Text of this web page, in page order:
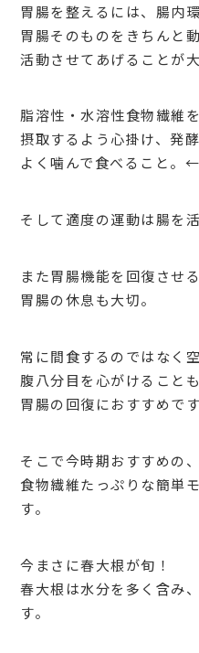
胃腸を整えるには、腸内
胃腸そのものをきちんと
活動させてあげることが大
脂溶性・水溶性食物繊維
摂取するよう心掛け、発酵
よく噛んで食べること。
そして適度の運動は腸を
また胃腸機能を回復させ
胃腸の休息も大切。
常に間食するのではなく
腹八分目を心がけることも
胃腸の回復におすすめです
そこで今時期おすすめの
食物繊維たっぷりな簡単
す。
今まさに春大根が旬！
春大根は水分を多く含み
す。